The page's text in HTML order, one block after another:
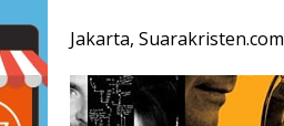
Jakarta, Suarakristen.com